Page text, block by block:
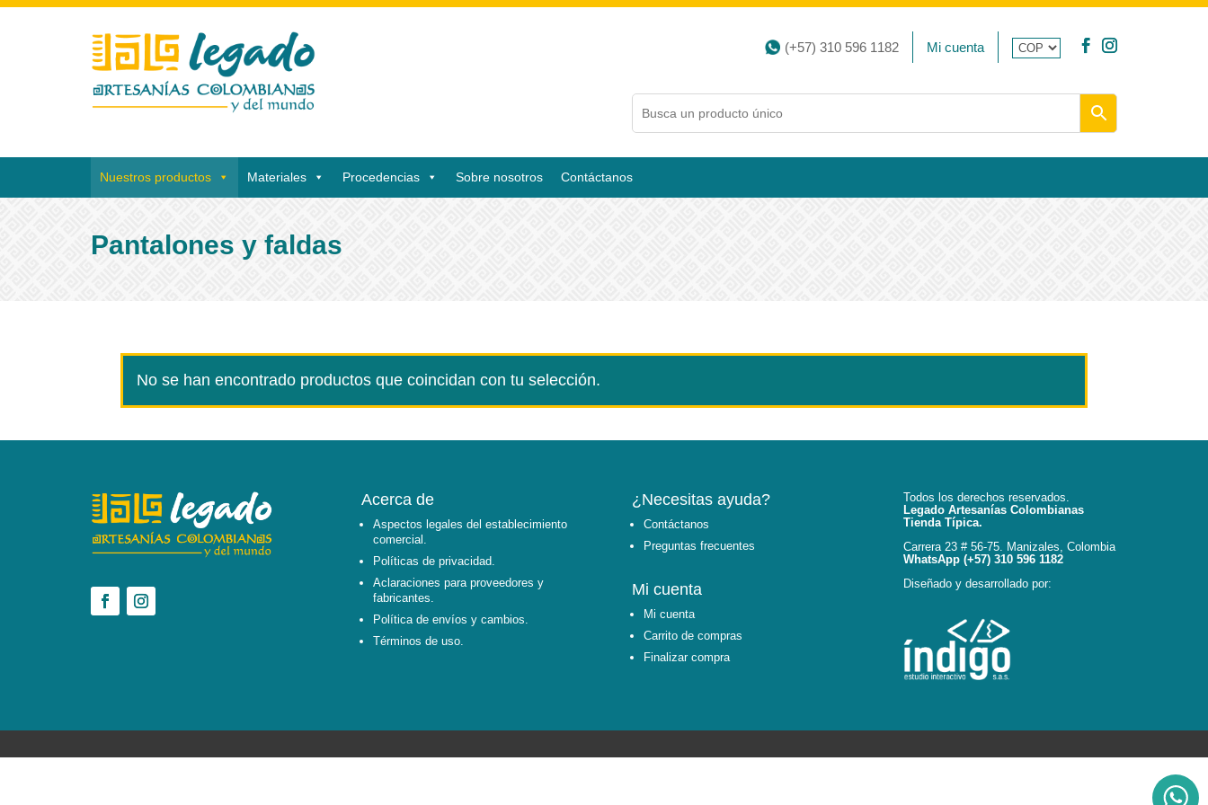
(+57) 310 596 1182 Mi cuenta
Nuestros productos Materiales Procedencias Sobre nosotros Contáctanos
Pantalones y faldas
No se han encontrado productos que coincidan con tu selección.
Acerca de
Aspectos legales del establecimiento
comercial.
Políticas de privacidad.
Aclaraciones para proveedores y
fabricantes.
Política de envíos y cambios.
Términos de uso.
¿Necesitas ayuda?
Contáctanos
Preguntas frecuentes
Mi cuenta
Mi cuenta
Carrito de compras
Finalizar compra
Todos los derechos reservados.
Legado Artesanías Colombianas
Tienda Típica.
Carrera 23 # 56-75. Manizales, Colombia
WhatsApp (+57) 310 596 1182
Diseñado y desarrollado por: